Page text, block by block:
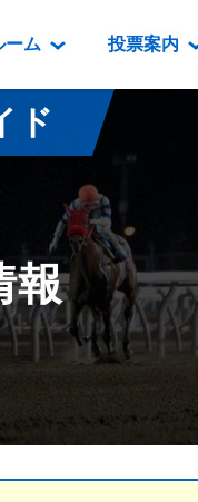
番組・級
開催
重賞
スタ
道内
ーム
映像コンテンツ
重賞競走VTR
重賞競走参考VTR
レースダイジェスト
新馬ダイジェスト
投票案内
門別競馬場情報
門別競馬場グルメ
とねっこジン
いずみ食堂
ルンビニフー
勝馬屋
ド
報